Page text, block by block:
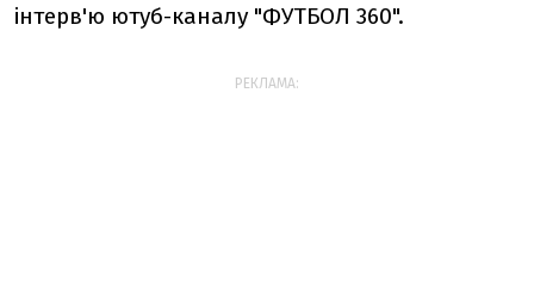
інтерв'ю ютуб-каналу "ФУТБОЛ 360".
РЕКЛАМА: